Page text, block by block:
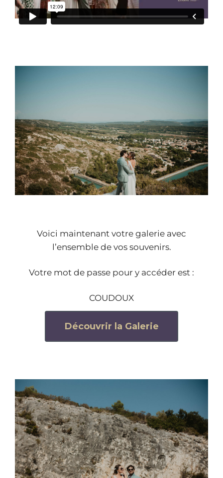
Voici maintenant votre galerie avec
l’ensemble de vos souvenirs.
Votre mot de passe pour y accéder est :
COUDOUX
Découvrir la Galerie